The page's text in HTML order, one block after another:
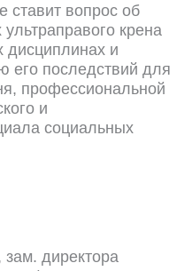
ставит вопрос об
крена
дисциплинах и
его последствий для
профессиональной
и
социальных
директора